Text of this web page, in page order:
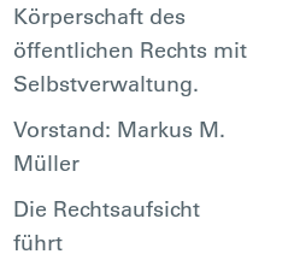
Körperschaft des
öffentlichen Rechts mit
Selbstverwaltung.
Vorstand: Markus M.
Müller
Die Rechtsaufsicht
führt